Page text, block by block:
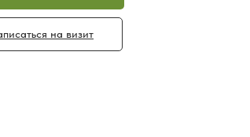
на визит